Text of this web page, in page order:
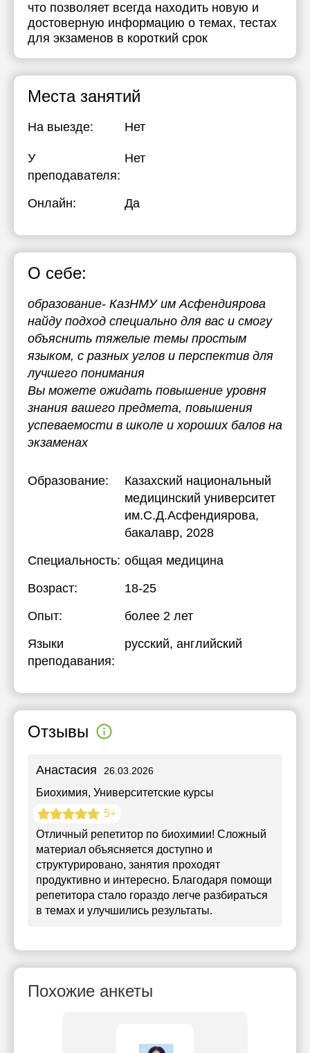
что позволяет всегда находить новую и
достоверную информацию о темах, тестах
для экзаменов в короткий срок
Места занятий
На выезде: Нет
У
преподавателя:
Нет
Онлайн: Да
О себе:
образование- КазНМУ им Асфендиярова
найду подход специально для вас и смогу
объяснить тяжелые темы простым
языком, с разных углов и перспектив для
лучшего понимания
Вы можете ожидать повышение уровня
знания вашего предмета, повышения
успеваемости в школе и хороших балов на
экзаменах
Образование:
Казахский национальный
медицинский университет
им.С.Д.Асфендиярова,
бакалавр, 2028
Специальность: общая медицина
Возраст:
18-25
Опыт:
более 2 лет
Языки
преподавания:
русский, английский
Отзывы
Анастасия 26.03.2026
Биохимия, Университетские курсы
5+
Отличный репетитор по биохимии! Сложный
материал объясняется доступно и
структурировано, занятия проходят
продуктивно и интересно. Благодаря помощи
репетитора стало гораздо легче разбираться
в темах и улучшились результаты.
Похожие анкеты
21:00